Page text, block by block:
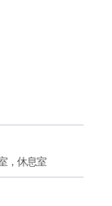
，休息室